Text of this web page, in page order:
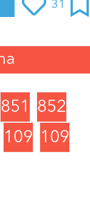
31
851
852
10901091